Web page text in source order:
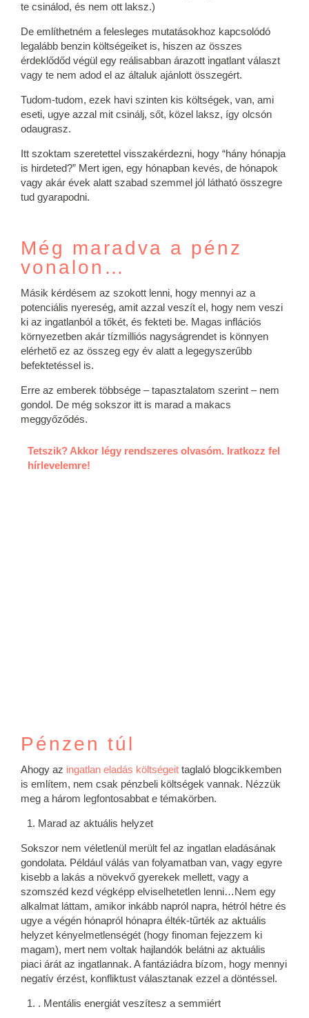
te csinálod, és nem ott laksz.)
De említhetném a felesleges mutatásokhoz kapcsolódó
legalább benzin költségeiket is, hiszen az összes
érdeklődőd végül egy reálisabban árazott ingatlant választ
vagy te nem adod el az általuk ajánlott összegért.
Tudom-tudom, ezek havi szinten kis költségek, van, ami
eseti, ugye azzal mit csinálj, sőt, közel laksz, így olcsón
odaugrasz.
Itt szoktam szeretettel visszakérdezni, hogy “hány hónapja
is hirdeted?” Mert igen, egy hónapban kevés, de hónapok
vagy akár évek alatt szabad szemmel jól látható összegre
tud gyarapodni.
Még maradva a pénz
vonalon…
Másik kérdésem az szokott lenni, hogy mennyi az a
potenciális nyereség, amit azzal veszít el, hogy nem veszi
ki az ingatlanból a tőkét, és fekteti be. Magas inflációs
környezetben akár tízmilliós nagyságrendet is könnyen
elérhető ez az összeg egy év alatt a legegyszerűbb
befektetéssel is.
Erre az emberek többsége – tapasztalatom szerint – nem
gondol. De még sokszor itt is marad a makacs
meggyőződés.
Tetszik? Akkor légy rendszeres olvasóm. Iratkozz fel
hírlevelemre!
Pénzen túl
Ahogy az ingatlan eladás költségeit taglaló blogcikkemben
is említem, nem csak pénzbeli költségek vannak. Nézzük
meg a három legfontosabbat e témakörben.
Marad az aktuális helyzet
Sokszor nem véletlenül merült fel az ingatlan eladásának
gondolata. Például válás van folyamatban van, vagy egyre
kisebb a lakás a növekvő gyerekek mellett, vagy a
szomszéd kezd végképp elviselhetetlen lenni…Nem egy
alkalmat láttam, amikor inkább napról napra, hétról hétre és
ugye a végén hónapról hónapra élték-tűrték az aktuális
helyzet kényelmetlenségét (hogy finoman fejezzem ki
magam), mert nem voltak hajlandók belátni az aktuális
piaci árát az ingatlannak. A fantáziádra bízom, hogy mennyi
negatív érzést, konfliktust választanak ezzel a döntéssel.
. Mentális energiát veszítesz a semmiért